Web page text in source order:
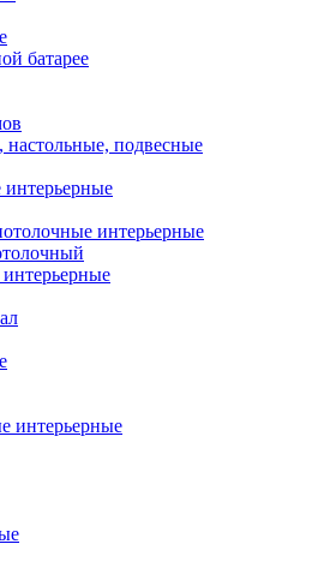
батарее
подвесные
интерьерные
интерьерные